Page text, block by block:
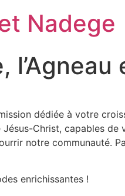
Nadege
dédiée à votre
Christ, capables
notre communauté.
enrichissantes !